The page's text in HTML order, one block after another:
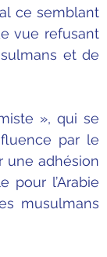
ce semblant
vue refusant
et de
», qui se
par le
une adhésion
pour l’Arabie
musulmans